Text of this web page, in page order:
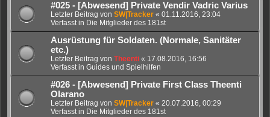
#025 - [Abwesend] Private Vendir Vadric Varius
Letzter Beitrag von SW|Tracker « 01.11.2016, 23:04
Verfasst in Die Mitglieder des 181st
Ausrüstung für Soldaten. (Normale, Sanitäter
etc.)
Letzter Beitrag von Theenti « 17.08.2016, 16:56
Verfasst in Guides und Spielhilfen
#026 - [Abwesend] Private First Class Theenti
Olarano
Letzter Beitrag von SW|Tracker « 20.07.2016, 00:29
Verfasst in Die Mitglieder des 181st